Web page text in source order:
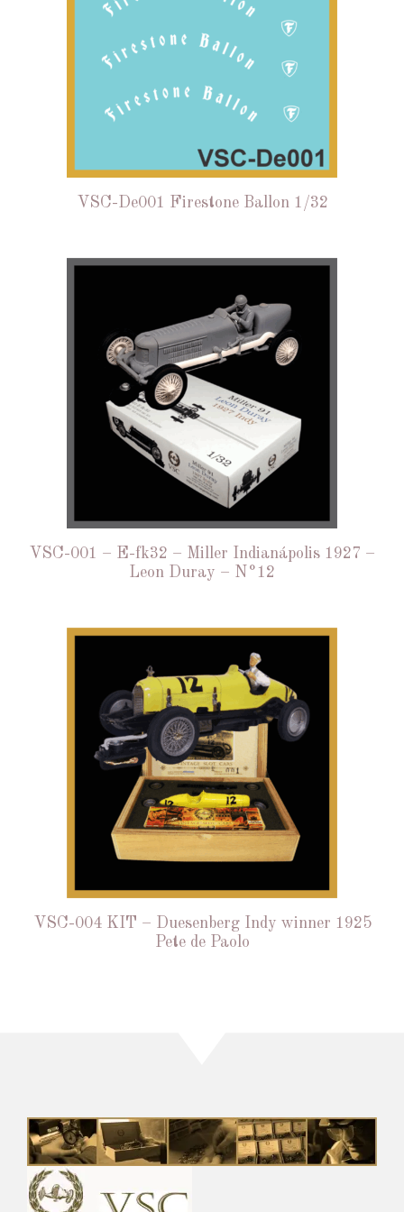
VSC-De001 Firestone Ballon 1/32
VSC-001 – E-fk32 – Miller Indianápolis 1927 –
Leon Duray – N°12
VSC-004 KIT – Duesenberg Indy winner 1925
Pete de Paolo